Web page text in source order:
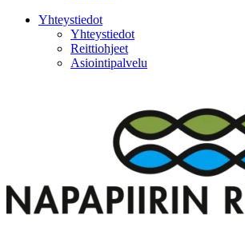
Yhteystiedot
Yhteystiedot
Reittiohjeet
Asiointipalvelu